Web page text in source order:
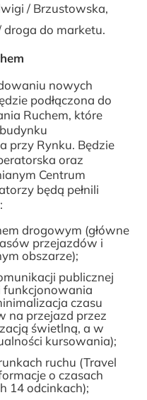
/ Brzustowska,
droga do marketu.
nowych
podłączona do
Ruchem, które
przy Rynku. Będzie
oraz
Centrum
będą pełnili
drogowym (główne
przejazdów i
obszarze);
publicznej
funkcjonowania
czasu
na przejazd przez
świetlną, a w
kursowania);
ruchu (Travel
o czasach
14 odcinkach);